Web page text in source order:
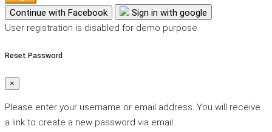
Continue with Facebook
Sign in with google
User registration is disabled for demo purpose.
Reset Password
×
Please enter your username or email address. You will receive
a link to create a new password via email.